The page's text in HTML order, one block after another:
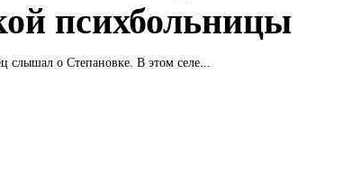
психбольницы
слышал о Степановке. В этом селе...